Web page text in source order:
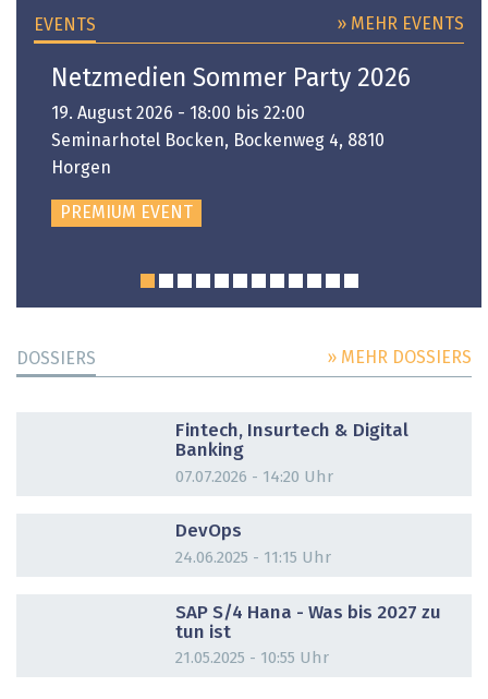
EVENTS » MEHR EVENTS
Netzmedien Sommer Party 2026
19. August 2026 - 18:00 bis 22:00
Seminarhotel Bocken, Bockenweg 4, 8810
Horgen
PREMIUM EVENT
DOSSIERS » MEHR DOSSIERS
Fintech, Insurtech & Digital
Banking
07.07.2026 - 14:20 Uhr
DevOps
24.06.2025 - 11:15 Uhr
SAP S/4 Hana - Was bis 2027 zu
tun ist
21.05.2025 - 10:55 Uhr